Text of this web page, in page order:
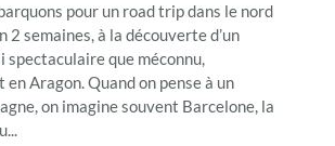
pour un road trip dans le nord
2 semaines, à la découverte d’un
spectaculaire que méconnu,
Aragon. Quand on pense à un
on imagine souvent Barcelone, la